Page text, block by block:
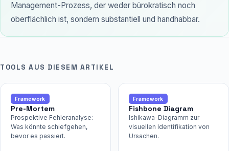
Management-Prozess, der weder bürokratisch noch
oberflächlich ist, sondern substantiell und handhabbar.
TOOLS AUS DIESEM ARTIKEL
Framework
Pre-Mortem
Prospektive Fehleranalyse:
Was könnte schiefgehen,
bevor es passiert.
Framework
Fishbone Diagram
Ishikawa-Diagramm zur
visuellen Identifikation von
Ursachen.